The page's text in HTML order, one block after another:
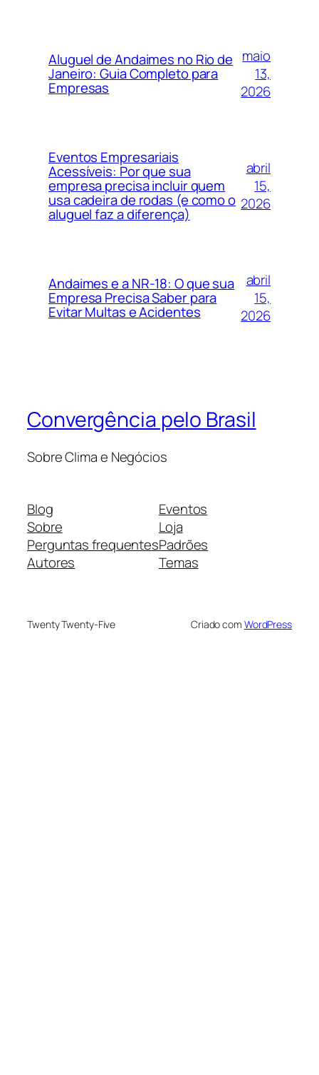
Aluguel de Andaimes no Rio de
Janeiro: Guia Completo para
Empresas
maio
13,
2026
Eventos Empresariais
Acessíveis: Por que sua
empresa precisa incluir quem
usa cadeira de rodas (e como o
aluguel faz a diferença)
abril
15,
2026
Andaimes e a NR-18: O que sua
Empresa Precisa Saber para
Evitar Multas e Acidentes
abril
15,
2026
Convergência pelo Brasil
Sobre Clima e Negócios
Blog
Sobre
Perguntas frequentes
Autores
Eventos
Loja
Padrões
Temas
Twenty Twenty-Five Criado com WordPress